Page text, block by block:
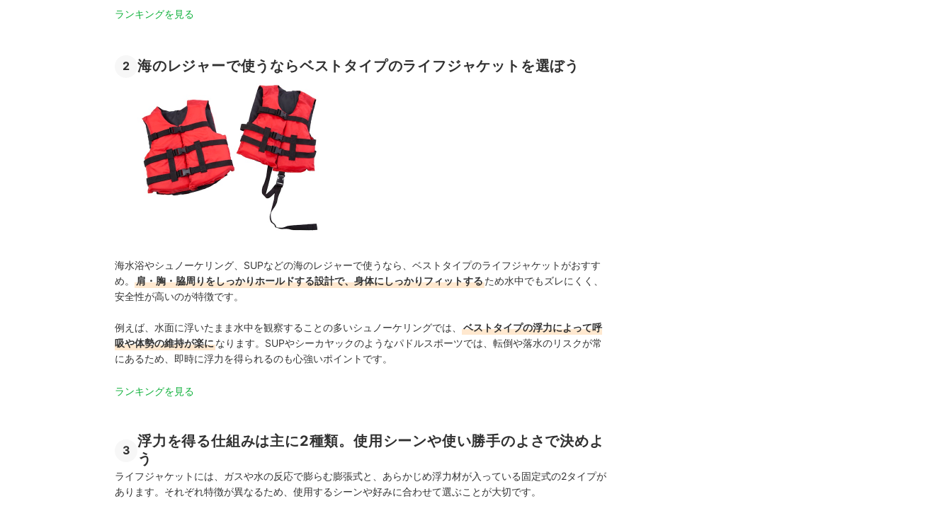
ランキングを見る
2 海のレジャーで使うならベストタイプのライフジャケットを選ぼう
海水浴やシュノーケリング、SUPなどの海のレジャーで使うなら、ベストタイプのライフジャケットがおすす
め。
肩・胸・脇周りをしっかりホールドする設計で、身体にしっかりフィットするため水中でもズレにくく、
安全性が高いのが特徴です。
例えば、水面に浮いたまま水中を観察することの多いシュノーケリングでは、
ベストタイプの浮力によって呼
吸や体勢の維持が楽になります。SUPやシーカヤックのようなパドルスポーツでは、転倒や落水のリスクが常
にあるため、即時に浮力を得られるのも心強いポイントです。
ランキングを見る
3
浮力を得る仕組みは主に2種類。使用シーンや使い勝手のよさで決めよ
う
ライフジャケットには、ガスや水の反応で膨らむ膨張式と、あらかじめ浮力材が入っている固定式の2タイプが
あります。それぞれ特徴が異なるため、使用するシーンや好みに合わせて選ぶことが大切です。